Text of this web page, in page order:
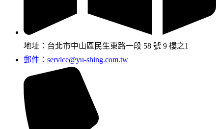
地址：台北市中山區民生東路一段 58 號 9 樓之1
郵件：service@yu-shing.com.tw